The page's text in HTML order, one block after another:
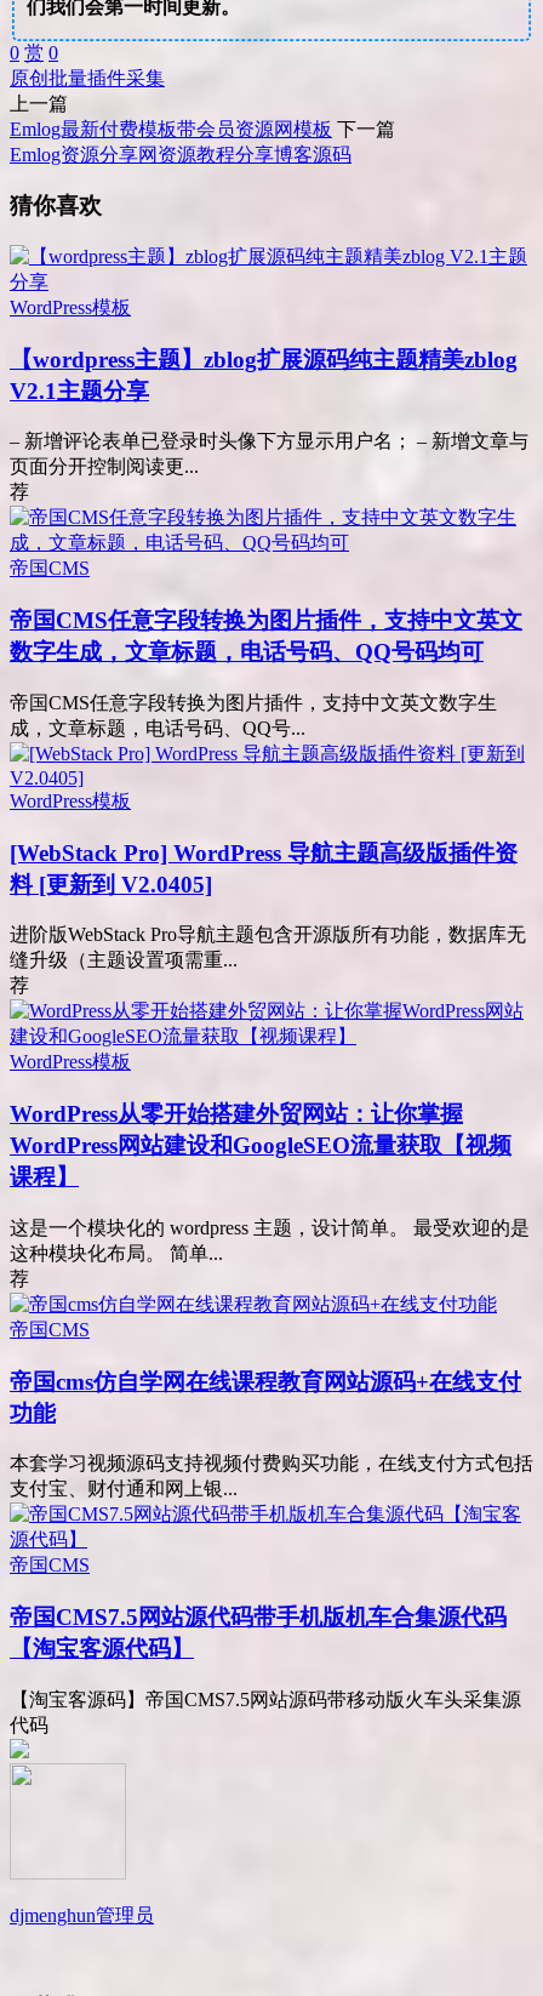
们我们会第一时间更新。
0 赏 0
原创 批量插件采集
上一篇
Emlog最新付费模板带会员资源网模板 下一篇
Emlog资源分享网资源教程分享博客源码
猜你喜欢
WordPress模板
【wordpress主题】zblog扩展源码纯主题精美zblog
V2.1主题分享
– 新增评论表单已登录时头像下方显示用户名； – 新增文章与
页面分开控制阅读更...
荐
帝国CMS
帝国CMS任意字段转换为图片插件，支持中文英文
数字生成，文章标题，电话号码、QQ号码均可
帝国CMS任意字段转换为图片插件，支持中文英文数字生
成，文章标题，电话号码、QQ号...
WordPress模板
[WebStack Pro] WordPress 导航主题高级版插件资
料 [更新到 V2.0405]
进阶版WebStack Pro导航主题包含开源版所有功能，数据库无
缝升级（主题设置项需重...
荐
WordPress模板
WordPress从零开始搭建外贸网站：让你掌握
WordPress网站建设和GoogleSEO流量获取【视频
课程】
这是一个模块化的 wordpress 主题，设计简单。 最受欢迎的是
这种模块化布局。 简单...
荐
帝国CMS
帝国cms仿自学网在线课程教育网站源码+在线支付
功能
本套学习视频源码支持视频付费购买功能，在线支付方式包括
支付宝、财付通和网上银...
帝国CMS
帝国CMS7.5网站源代码带手机版机车合集源代码
【淘宝客源代码】
【淘宝客源码】帝国CMS7.5网站源码带移动版火车头采集源
代码
djmenghun管理员